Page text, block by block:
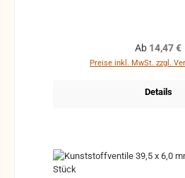
Regulärer
Ab 14,47 €
Preise inkl. MwSt. zzgl.
Details